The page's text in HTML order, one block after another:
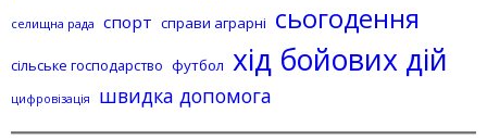
селищна рада спорт справи аграрні сьогодення
сільське господарство футбол хід бойових дій
цифровізація швидка допомога